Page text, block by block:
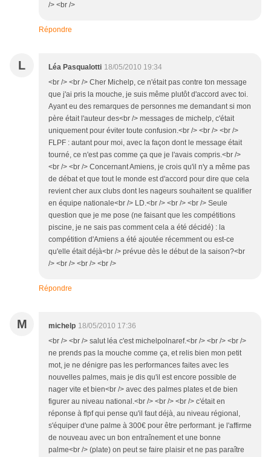
/> <br />
Répondre
L Léa Pasqualotti 18/05/2010 19:34
<br /> <br /> Cher Michelp, ce n'était pas contre ton message
que j'ai pris la mouche, je suis même plutôt d'accord avec toi.
Ayant eu des remarques de personnes me demandant si mon
père était l'auteur des<br /> messages de michelp, c'était
uniquement pour éviter toute confusion.<br /> <br /> <br />
FLPF : autant pour moi, avec la façon dont le message était
tourné, ce n'est pas comme ça que je l'avais compris.<br />
<br /> <br /> Concernant Amiens, je crois qu'il n'y a même pas
de débat et que tout le monde est d'accord pour dire que cela
revient cher aux clubs dont les nageurs souhaitent se qualifier
en équipe nationale<br /> LD.<br /> <br /> <br /> Seule
question que je me pose (ne faisant que les compétitions
piscine, je ne sais pas comment cela a été décidé) : la
compétition d'Amiens a été ajoutée récemment ou est-ce
qu'elle était déjà<br /> prévue dès le début de la saison?<br
/> <br /> <br /> <br />
Répondre
M michelp 18/05/2010 17:36
<br /> <br /> salut léa c'est michelpolnaref.<br /> <br /> <br />
ne prends pas la mouche comme ça, et relis bien mon petit
mot, je ne dénigre pas les performances faites avec les
nouvelles palmes, mais je dis qu'il est encore possible de
nager vite et bien<br /> avec des palmes plates et de bien
figurer au niveau national.<br /> <br /> <br /> c'était en
réponse à flpf qui pense qu'il faut déjà, au niveau régional,
s'équiper d'une palme à 300€ pour être performant. je l'affirme
de nouveau avec un bon entraînement et une bonne
palme<br /> (plate) on peut se faire plaisir et ne pas paraître